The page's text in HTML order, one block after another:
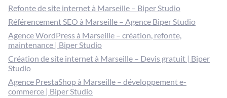
Refonte de site internet à Marseille – Biper Studio
Référencement SEO à Marseille – Agence Biper Studio
Agence WordPress à Marseille – création, refonte,
maintenance | Biper Studio
Création de site internet à Marseille – Devis gratuit | Biper
Studio
Agence PrestaShop à Marseille – développement e-
commerce | Biper Studio